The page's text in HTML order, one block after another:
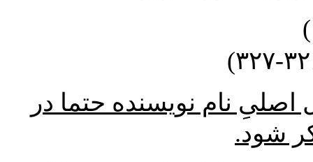
نام نویسنده حتما در
شود.